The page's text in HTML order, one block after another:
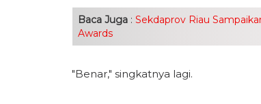
Baca Juga : Sekdaprov Riau
Awards
"Benar," singkatnya lagi.